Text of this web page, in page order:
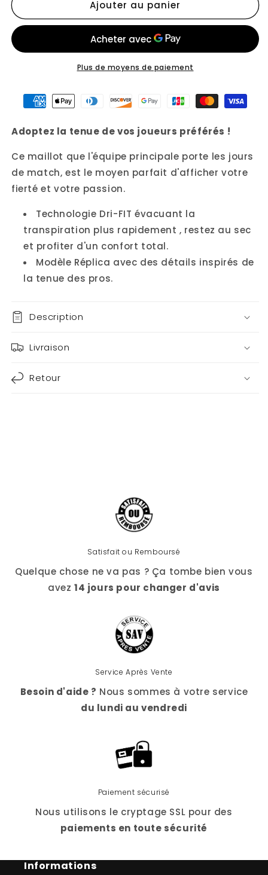
Maillot
24/25
de
Maillot
Angleterre
24/25
Ajouter au panier
Plus de moyens de paiement
Adoptez la tenue de vos joueurs préférés !
Ce maillot que l'équipe principale porte les jours
de match, est le moyen parfait d'afficher votre
fierté et votre passion.
Technologie Dri-FIT évacuant la
transpiration plus rapidement , restez au sec
et profiter d'un confort total.
Modèle Réplica avec des détails inspirés de
la tenue des pros.
Description
Livraison
Retour
Satisfait ou Remboursé
Quelque chose ne va pas ? Ça tombe bien vous
avez14 jours pour changer d'avis
Service Après Vente
Besoin d'aide ? Nous sommes à votre service
du lundi au vendredi
Paiement sécurisé
Nous utilisons le cryptage SSL pour des
paiements en toute sécurité
Informations